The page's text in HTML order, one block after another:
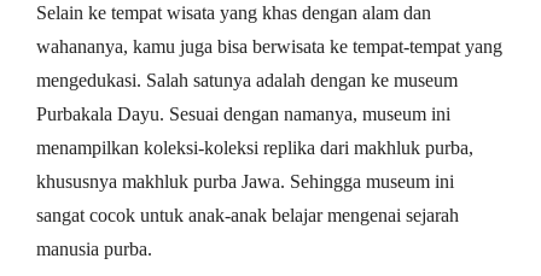
Selain ke tempat wisata yang khas dengan alam dan
wahananya, kamu juga bisa berwisata ke tempat-tempat yang
mengedukasi. Salah satunya adalah dengan ke museum
Purbakala Dayu. Sesuai dengan namanya, museum ini
menampilkan koleksi-koleksi replika dari makhluk purba,
khususnya makhluk purba Jawa. Sehingga museum ini
sangat cocok untuk anak-anak belajar mengenai sejarah
manusia purba.